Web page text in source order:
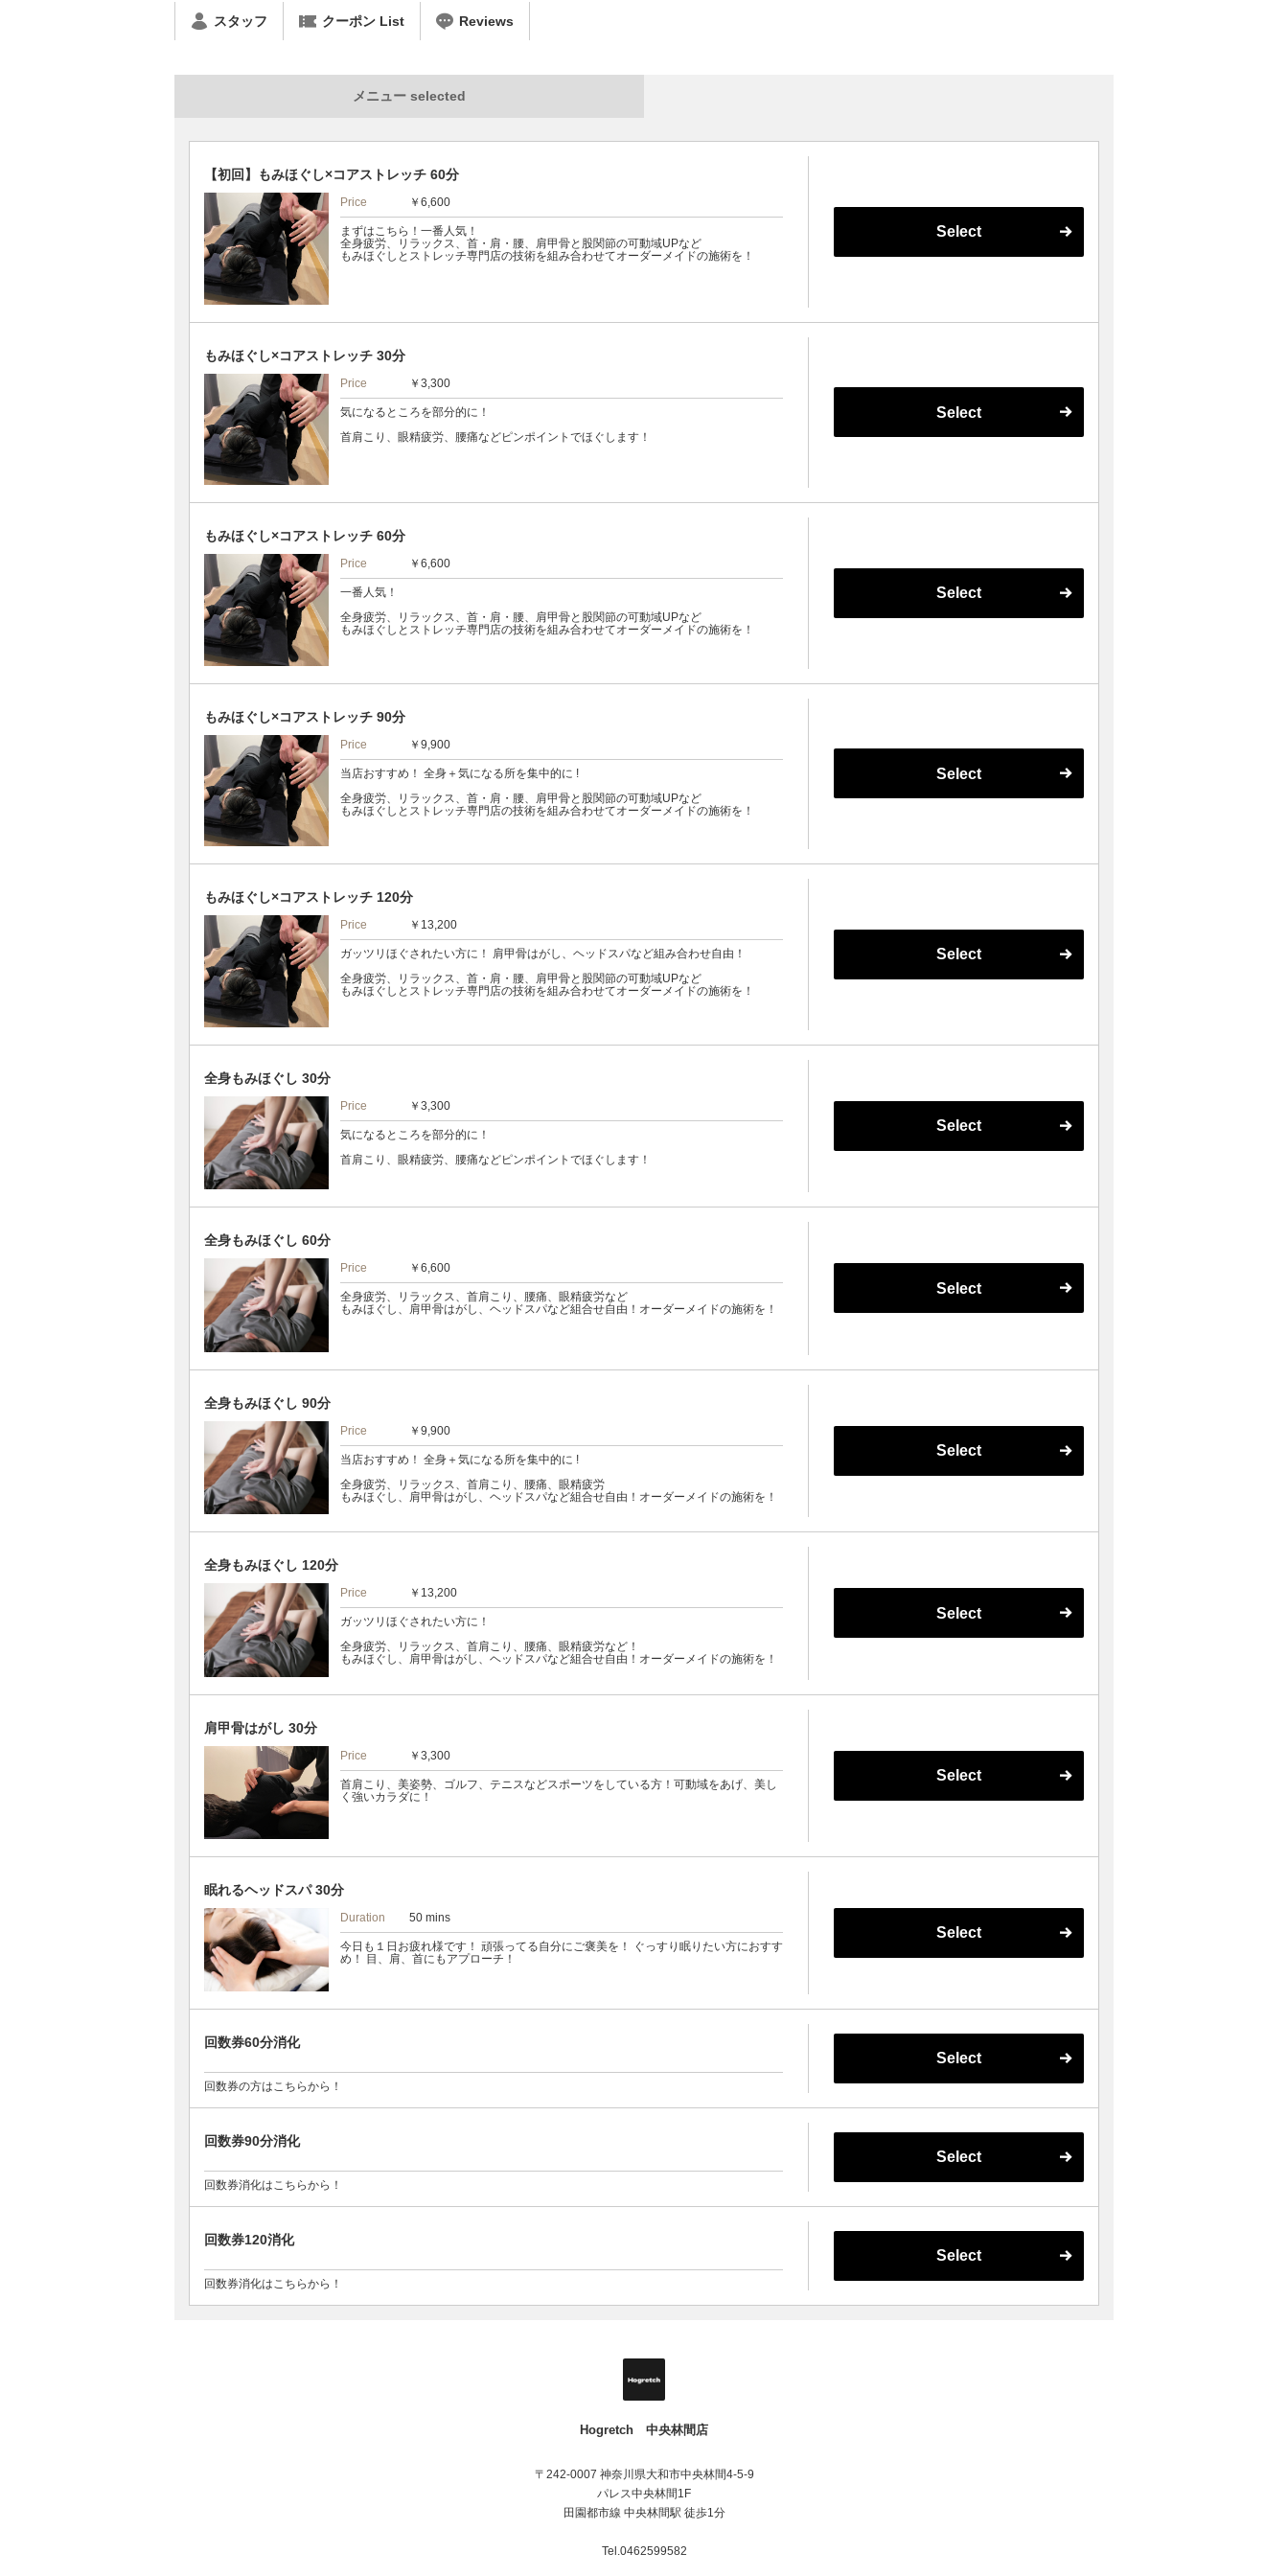
スタッフ クーポン List Reviews
メニュー selected
【初回】もみほぐし×コアストレッチ 60分
Price ￥6,600
まずはこちら！一番人気！
全身疲労、リラックス、首・肩・腰、肩甲骨と股関節の可動域UPなど
もみほぐしとストレッチ専門店の技術を組み合わせてオーダーメイドの施術を！
Select
もみほぐし×コアストレッチ 30分
Price ￥3,300
気になるところを部分的に！
首肩こり、眼精疲労、腰痛などピンポイントでほぐします！
Select
もみほぐし×コアストレッチ 60分
Price ￥6,600
一番人気！
全身疲労、リラックス、首・肩・腰、肩甲骨と股関節の可動域UPなど
もみほぐしとストレッチ専門店の技術を組み合わせてオーダーメイドの施術を！
Select
もみほぐし×コアストレッチ 90分
Price ￥9,900
当店おすすめ！ 全身＋気になる所を集中的に !
全身疲労、リラックス、首・肩・腰、肩甲骨と股関節の可動域UPなど
もみほぐしとストレッチ専門店の技術を組み合わせてオーダーメイドの施術を！
Select
もみほぐし×コアストレッチ 120分
Price ￥13,200
ガッツリほぐされたい方に！ 肩甲骨はがし、ヘッドスパなど組み合わせ自由！
全身疲労、リラックス、首・肩・腰、肩甲骨と股関節の可動域UPなど
もみほぐしとストレッチ専門店の技術を組み合わせてオーダーメイドの施術を！
Select
全身もみほぐし 30分
Price ￥3,300
気になるところを部分的に！
首肩こり、眼精疲労、腰痛などピンポイントでほぐします！
Select
全身もみほぐし 60分
Price ￥6,600
全身疲労、リラックス、首肩こり、腰痛、眼精疲労など
もみほぐし、肩甲骨はがし、ヘッドスパなど組合せ自由！オーダーメイドの施術を！
Select
全身もみほぐし 90分
Price ￥9,900
当店おすすめ！ 全身＋気になる所を集中的に !
全身疲労、リラックス、首肩こり、腰痛、眼精疲労
もみほぐし、肩甲骨はがし、ヘッドスパなど組合せ自由！オーダーメイドの施術を！
Select
全身もみほぐし 120分
Price ￥13,200
ガッツリほぐされたい方に！
全身疲労、リラックス、首肩こり、腰痛、眼精疲労など！
もみほぐし、肩甲骨はがし、ヘッドスパなど組合せ自由！オーダーメイドの施術を！
Select
肩甲骨はがし 30分
Price ￥3,300
首肩こり、美姿勢、ゴルフ、テニスなどスポーツをしている方！可動域をあげ、美し
く強いカラダに！
Select
眠れるヘッドスパ 30分
Duration 50 mins
今日も１日お疲れ様です！ 頑張ってる自分にご褒美を！ ぐっすり眠りたい方におすす
め！ 目、肩、首にもアプローチ！
Select
回数券60分消化
回数券の方はこちらから！
Select
回数券90分消化
回数券消化はこちらから！
Select
回数券120消化
回数券消化はこちらから！
Select
Hogretch 中央林間店
〒242-0007 神奈川県大和市中央林間4-5-9
パレス中央林間1F
田園都市線 中央林間駅 徒歩1分
Tel.0462599582